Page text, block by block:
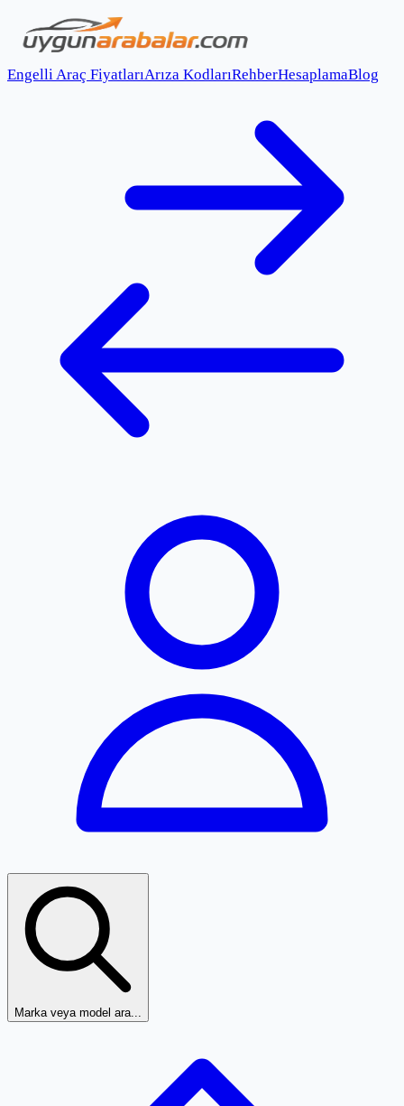
Engelli Araç FiyatlarıArıza KodlarıRehberHesaplamaBlog
Marka veya model ara...